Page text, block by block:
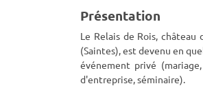
Présentation
Le Relais de Rois,
(Saintes), est devenu en
événement privé
d'entreprise, séminaire).